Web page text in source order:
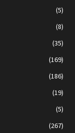
(5)
(8)
(35)
(169)
(186)
(19)
(5)
(267)